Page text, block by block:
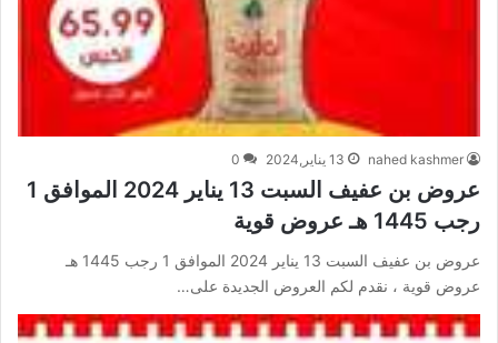
nahed kashmer 13 يناير,2024 0
عروض بن عفيف السبت 13 يناير 2024 الموافق 1
رجب 1445 هـ عروض قوية
عروض بن عفيف السبت 13 يناير 2024 الموافق 1 رجب 1445 هـ
عروض قوية ، نقدم لكم العروض الجديدة على…